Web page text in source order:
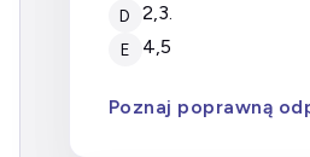
D 2,3.
E 4,5
Poznaj poprawną